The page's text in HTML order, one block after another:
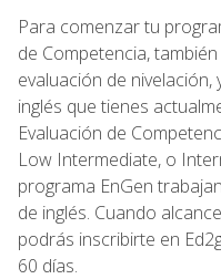
Para comenzar tu
de Competencia,
evaluación de nivelación,
inglés que tienes
Evaluación de
Low Intermediate, o
programa EnGen
de inglés. Cuando
podrás inscribirte en
60 días.